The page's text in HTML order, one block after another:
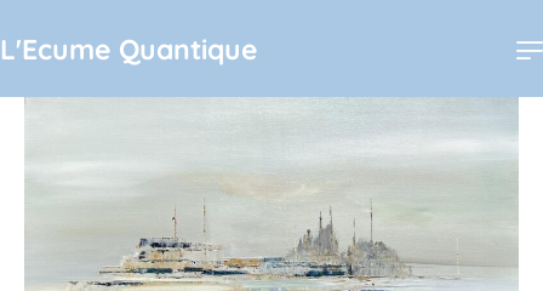
L'Ecume Quantique